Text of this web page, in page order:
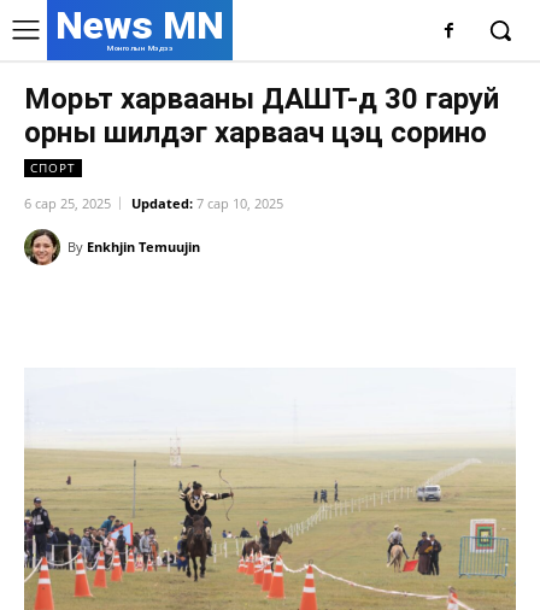
News MN
Монголын Мэдээ
Морьт харвааны ДАШТ-д 30 гаруй
орны шилдэг харваач цэц сорино
СПОРТ
6 сар 25, 2025 Updated: 7 сар 10, 2025
By Enkhjin Temuujin